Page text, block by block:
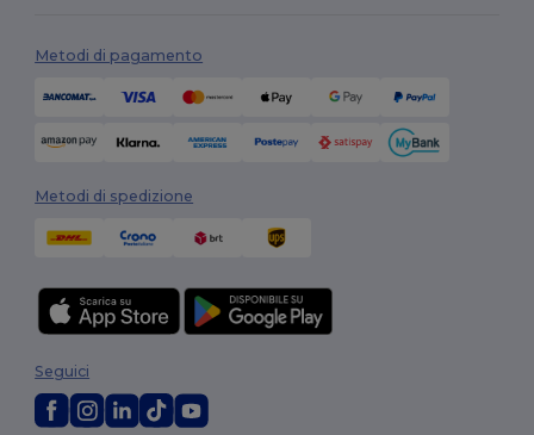
Metodi di pagamento
Metodi di spedizione
Seguici